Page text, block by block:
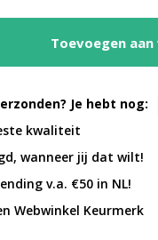
Toevoegen
Je hebt nog:
kwaliteit
wanneer jij dat wilt!
v.a. €50 in NL!
Webwinkel Keurmerk